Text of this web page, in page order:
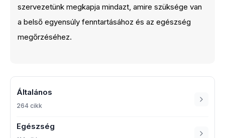
szervezetünk megkapja mindazt, amire szüksége van
a belső egyensúly fenntartásához és az egészség
megőrzéséhez.
Általános
264 cikk
Egészség